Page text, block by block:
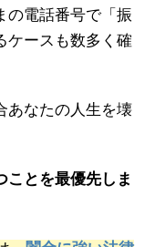
の電話番号で「振
ケースも数多く確
あなたの人生を壊
ことを最優先しま